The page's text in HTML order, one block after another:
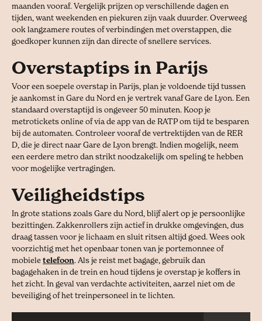
maanden vooraf. Vergelijk prijzen op verschillende dagen en
tijden, want weekenden en piekuren zijn vaak duurder. Overweeg
ook langzamere routes of verbindingen met overstappen, die
goedkoper kunnen zijn dan directe of snellere services.
Overstaptips in Parijs
Voor een soepele overstap in Parijs, plan je voldoende tijd tussen
je aankomst in Gare du Nord en je vertrek vanaf Gare de Lyon. Een
standaard overstaptijd is ongeveer 50 minuten. Koop je
metrotickets online of via de app van de RATP om tijd te besparen
bij de automaten. Controleer vooraf de vertrektijden van de RER
D, die je direct naar Gare de Lyon brengt. Indien mogelijk, neem
een eerdere metro dan strikt noodzakelijk om speling te hebben
voor mogelijke vertragingen.
Veiligheidstips
In grote stations zoals Gare du Nord, blijf alert op je persoonlijke
bezittingen. Zakkenrollers zijn actief in drukke omgevingen, dus
draag tassen voor je lichaam en sluit ritsen altijd goed. Wees ook
voorzichtig met het openbaar tonen van je portemonnee of
mobieletelefoon. Als je reist met bagage, gebruik dan
bagagehaken in de trein en houd tijdens je overstap je koffers in
het zicht. In geval van verdachte activiteiten, aarzel niet om de
beveiliging of het treinpersoneel in te lichten.